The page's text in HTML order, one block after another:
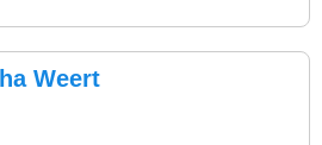
Weert